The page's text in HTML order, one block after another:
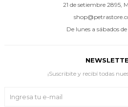
21 de setiembre 2895,
De lunes a sábados de
¡Suscribite y recibí todas